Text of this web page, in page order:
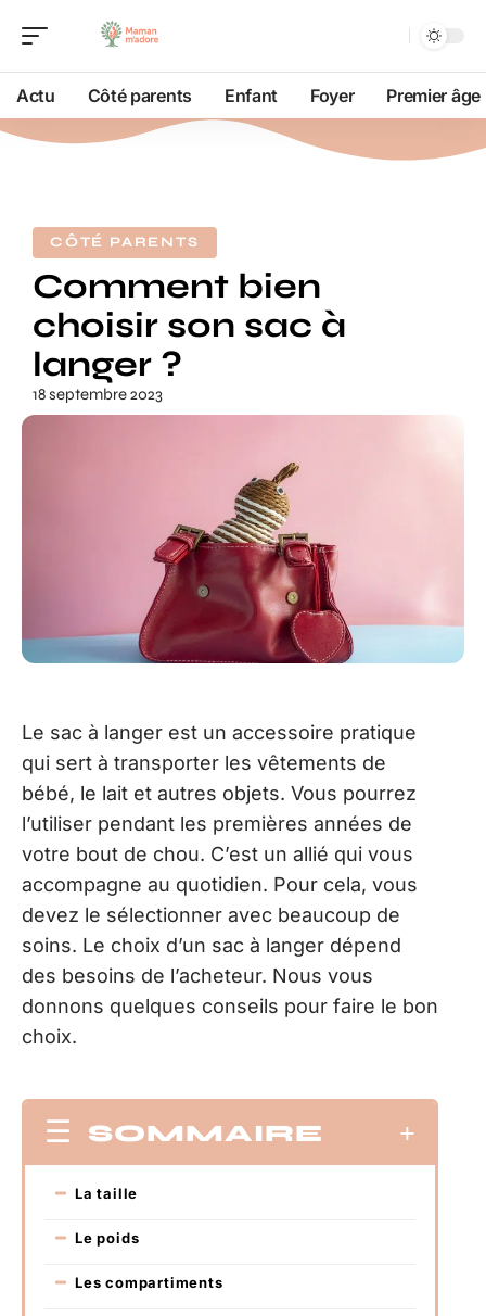
Actu Côté parents Enfant Foyer Premier âge
CÔTÉ PARENTS
Comment bien
choisir son sac à
langer ?
18 septembre 2023
Le sac à langer est un accessoire pratique
qui sert à transporter les vêtements de
bébé, le lait et autres objets. Vous pourrez
l’utiliser pendant les premières années de
votre bout de chou. C’est un allié qui vous
accompagne au quotidien. Pour cela, vous
devez le sélectionner avec beaucoup de
soins. Le choix d’un sac à langer dépend
des besoins de l’acheteur. Nous vous
donnons quelques conseils pour faire le bon
choix.
SOMMAIRE
La taille
Le poids
Les compartiments